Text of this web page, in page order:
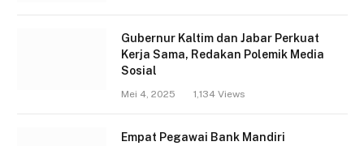
Gubernur Kaltim dan Jabar Perkuat
Kerja Sama, Redakan Polemik Media
Sosial
Mei 4, 2025 1,134 Views
Empat Pegawai Bank Mandiri